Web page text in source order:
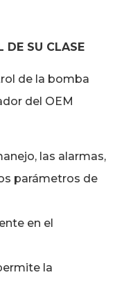
DE SU CLASE
de la bomba
del OEM
las alarmas,
parámetros de
en el
la